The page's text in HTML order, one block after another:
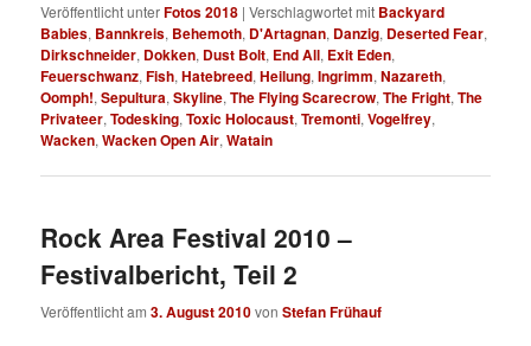
Veröffentlicht unterFotos 2018 |Verschlagwortet mit Backyard
Babies, Bannkreis, Behemoth, D'Artagnan, Danzig, Deserted Fear,
Dirkschneider, Dokken, Dust Bolt, End All, Exit Eden,
Feuerschwanz,Fish,Hatebreed,Heilung,Ingrimm,Nazareth,
Oomph!,Sepultura,Skyline,The Flying Scarecrow,The Fright,The
Privateer,Todesking,Toxic Holocaust,Tremonti,Vogelfrey,
Wacken,Wacken Open Air,Watain
Rock Area Festival 2010 –
Festivalbericht, Teil 2
Veröffentlicht am3. August 2010vonStefan Frühauf